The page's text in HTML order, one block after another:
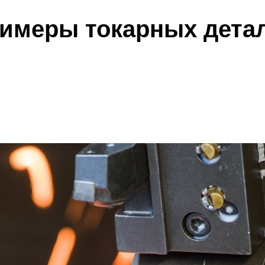
токарных